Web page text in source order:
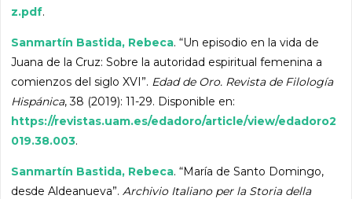
z.pdf.
Sanmartín Bastida, Rebeca. “Un episodio en la vida de
Juana de la Cruz: Sobre la autoridad espiritual femenina a
comienzos del siglo XVI”. Edad de Oro. Revista de Filología
Hispánica, 38 (2019): 11-29. Disponible en:
https://revistas.uam.es/edadoro/article/view/edadoro2
019.38.003.
Sanmartín Bastida, Rebeca. “María de Santo Domingo,
desde Aldeanueva”.Archivio Italiano per la Storia della